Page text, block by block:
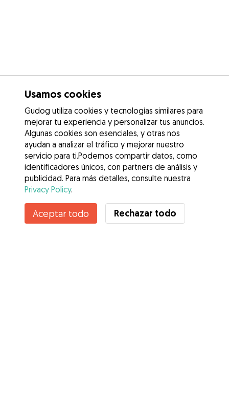
Contacta con Valentina
¿Conoces los Beneficios de Gudog? Ver más
Usamos cookies
Gudog utiliza cookies y tecnologías similares para
mejorar tu experiencia y personalizar tus anuncios.
Algunas cookies son esenciales, y otras nos
ayudan a analizar el tráfico y mejorar nuestro
servicio para ti.Podemos compartir datos, como
identificadores únicos, con partners de análisis y
publicidad. Para más detalles, consulte nuestra
Privacy Policy.
Aceptar todo Rechazar todo